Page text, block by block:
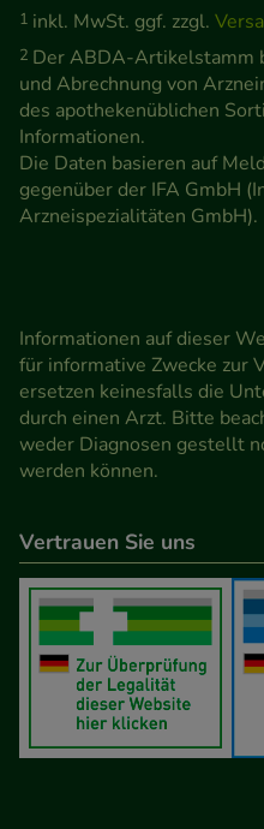
1 inkl. MwSt. ggf. zzgl.
2 Der ABDA-Artikelstamm
und Abrechnung von
des apothekenüblichen
Informationen.
Die Daten basieren auf
gegenüber der IFA GmbH
Arzneispezialitäten GmbH).
Informationen auf dieser
für informative Zwecke zur
ersetzen keinesfalls die
durch einen Arzt. Bitte
weder Diagnosen gestellt
werden können.
Vertrauen Sie uns